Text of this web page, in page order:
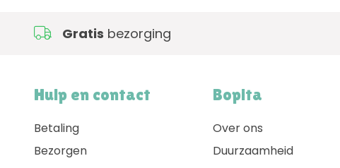
Hulp en contact
Betaling
Bezorgen
Bopita
Over ons
Duurzaamheid